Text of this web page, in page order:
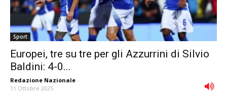
Sport
Europei, tre su tre per gli Azzurrini di Silvio
Baldini: 4-0...
Redazione Nazionale -
11 Ottobre 2025